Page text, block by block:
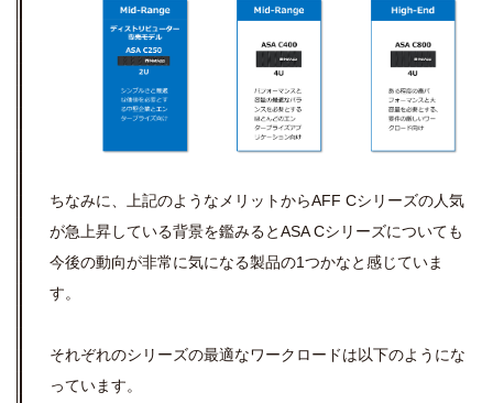
ちなみに、上記のようなメリットからAFF Cシリーズの人気
が急上昇している背景を鑑みるとASA Cシリーズについても
今後の動向が非常に気になる製品の1つかなと感じていま
す。
それぞれのシリーズの最適なワークロードは以下のようにな
っています。